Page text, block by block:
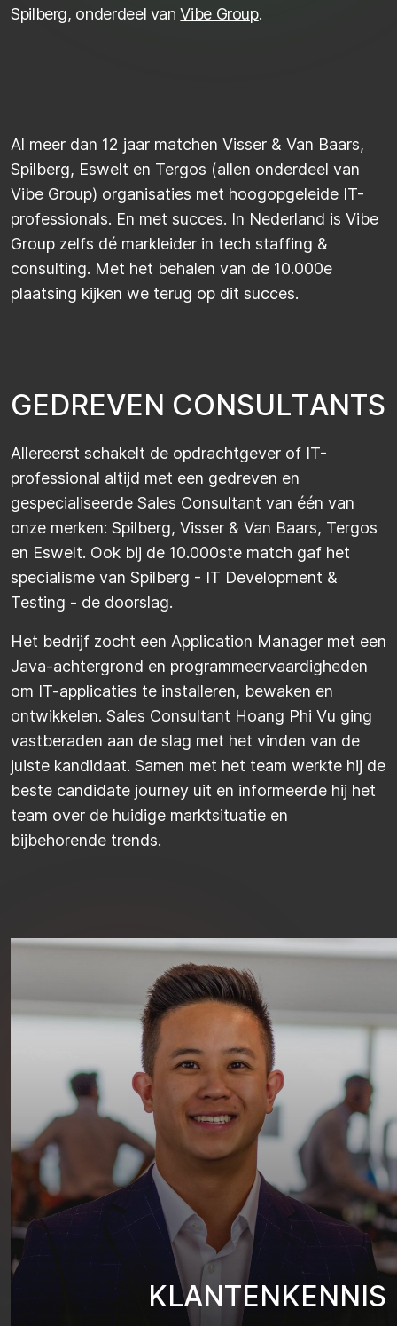
Spilberg, onderdeel vanVibe Group.
Al meer dan 12 jaar matchen Visser & Van Baars,
Spilberg, Eswelt en Tergos (allen onderdeel van
Vibe Group) organisaties met hoogopgeleide IT-
professionals. En met succes. In Nederland is Vibe
Group zelfs dé markleider in tech staffing &
consulting. Met het behalen van de 10.000e
plaatsing kijken we terug op dit succes.
GEDREVEN CONSULTANTS
Allereerst schakelt de opdrachtgever of IT-
professional altijd met een gedreven en
gespecialiseerde Sales Consultant van één van
onze merken: Spilberg, Visser & Van Baars, Tergos
en Eswelt. Ook bij de 10.000ste match gaf het
specialisme van Spilberg - IT Development &
Testing - de doorslag.
Het bedrijf zocht een Application Manager met een
Java-achtergrond en programmeervaardigheden
om IT-applicaties te installeren, bewaken en
ontwikkelen. Sales Consultant Hoang Phi Vu ging
vastberaden aan de slag met het vinden van de
juiste kandidaat. Samen met het team werkte hij de
beste candidate journey uit en informeerde hij het
team over de huidige marktsituatie en
bijbehorende trends.
KLANTENKENNIS